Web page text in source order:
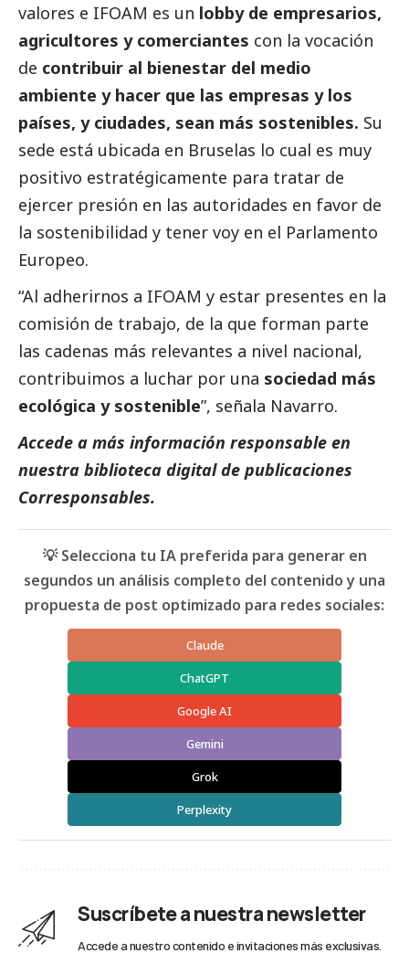
valores e IFOAM es un lobby de empresarios,
agricultores y comerciantes con la vocación
de contribuir al bienestar del medio
ambiente y hacer que las empresas y los
países, y ciudades, sean más sostenibles. Su
sede está ubicada en Bruselas lo cual es muy
positivo estratégicamente para tratar de
ejercer presión en las autoridades en favor de
la sostenibilidad y tener voy en el Parlamento
Europeo.
“Al adherirnos a IFOAM y estar presentes en la
comisión de trabajo, de la que forman parte
las cadenas más relevantes a nivel nacional,
contribuimos a luchar por una sociedad más
ecológica y sostenible”, señala Navarro.
Accede a más información responsable en
nuestra biblioteca digital de publicaciones
Corresponsables.
💡 Selecciona tu IA preferida para generar en
segundos un análisis completo del contenido y una
propuesta de post optimizado para redes sociales:
Claude
ChatGPT
Google AI
Gemini
Grok
Perplexity
Suscríbete a nuestra newsletter
Accede a nuestro contenido e invitaciones más exclusivas.